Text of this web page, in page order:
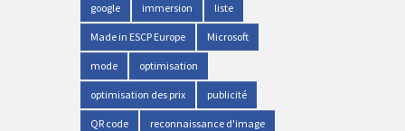
google immersion liste
Made in ESCP Europe Microsoft
mode optimisation
optimisation des prix publicité
QR code reconnaissance d'image